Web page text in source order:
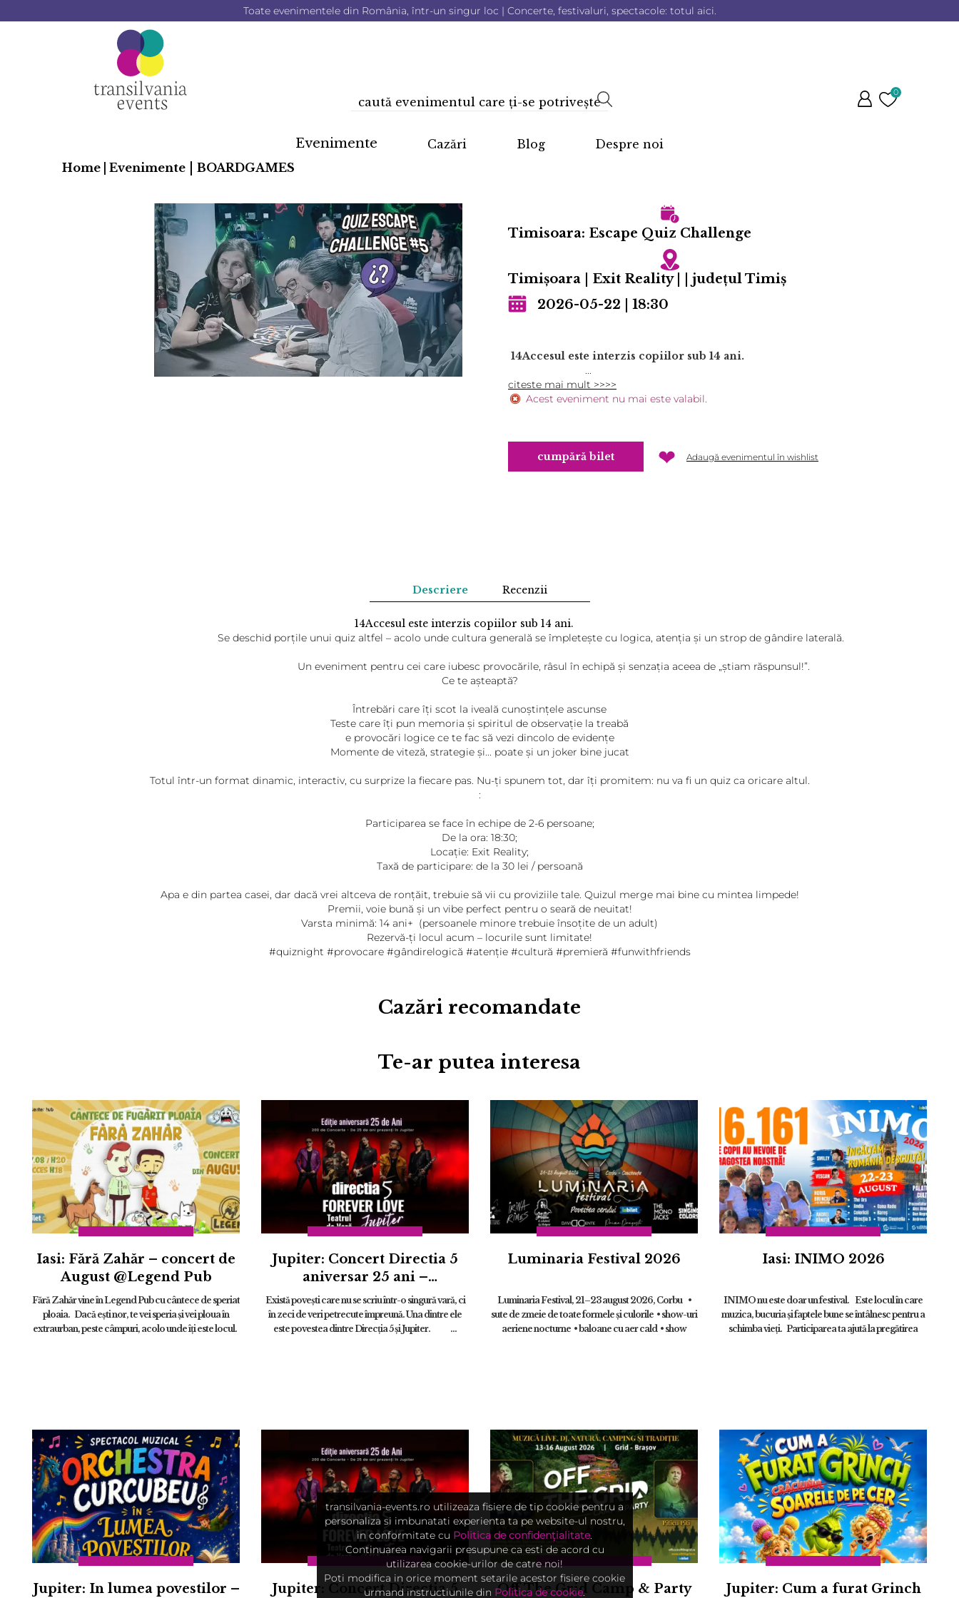
Toate evenimentele din România, într-un singur loc | Concerte, festivaluri, spectacole: totul aici.
0
Evenimente Cazări Blog
Despre noi
Home | Evenimente BOARDGAMES
Timisoara: Escape Quiz Challenge
Timişoara | Exit Reality | | județul Timiş
2026-05-22 | 18:30
14Accesul este interzis copiilor sub 14 ani.
...
citeste mai mult >>>>
Acest eveniment nu mai este valabil.
cumpără bilet ❤ Adaugă evenimentul în wishlist
Descriere Recenzii
14Accesul este interzis copiilor sub 14 ani.
Se deschid porțile unui quiz altfel – acolo unde cultura generală se împletește cu logica, atenția și un strop de gândire laterală.
Un eveniment pentru cei care iubesc provocările, râsul în echipă și senzația aceea de „știam răspunsul!”.
Ce te așteaptă?
Întrebări care îți scot la iveală cunoștințele ascunse
Teste care îți pun memoria și spiritul de observație la treabă
e provocări logice ce te fac să vezi dincolo de evidențe
Momente de viteză, strategie și... poate și un joker bine jucat
Totul într-un format dinamic, interactiv, cu surprize la fiecare pas. Nu-ți spunem tot, dar îți promitem: nu va fi un quiz ca oricare altul.
:
Participarea se face în echipe de 2-6 persoane;
De la ora: 18:30;
Locație: Exit Reality;
Taxă de participare: de la 30 lei / persoană
Apa e din partea casei, dar dacă vrei altceva de ronțăit, trebuie să vii cu proviziile tale. Quizul merge mai bine cu mintea limpede!
Premii, voie bună și un vibe perfect pentru o seară de neuitat!
Varsta minimă: 14 ani+ (persoanele minore trebuie însoțite de un adult)
Rezervă-ți locul acum – locurile sunt limitate!
#quiznight #provocare #gândirelogică #atenție #cultură #premieră #funwithfriends
Cazări recomandate
Te-ar putea interesa
Iasi: Fără Zahăr – concert de
August @Legend Pub
Fără Zahăr vine în Legend Pub cu cântece de speriat
ploaia. Dacă eşti nor, te vei speria şi vei ploua în
extraurban, peste câmpuri, acolo unde îţi este locul.
Jupiter: Concert Directia 5
aniversar 25 ani –
“FOREVER LOVE JUPITER” |
27 august
Există povești care nu se scriu într-o singură vară, ci
în zeci de veri petrecute împreună. Una dintre ele
este povestea dintre Direcția 5 și Jupiter. ...
Luminaria Festival 2026
Luminaria Festival, 21–23 august 2026, Corbu •
sute de zmeie de toate formele și culorile • show-uri
aeriene nocturne • baloane cu aer cald • show
Iasi: INIMO 2026
INIMO nu este doar un festival. Este locul în care
muzica, bucuria și faptele bune se întâlnesc pentru a
schimba vieți. Participarea ta ajută la pregătirea
Jupiter: In lumea povestilor –
Jupiter: Concert Directia 5
Off The Grid Camp & Party
Jupiter: Cum a furat Grinch
transilvania-events.ro utilizeaza fisiere de tip cookie pentru a
personaliza si imbunatati experienta ta pe website-ul nostru,
in conformitate cu Politica de confidențialitate.
Continuarea navigarii presupune ca esti de acord cu
utilizarea cookie-urilor de catre noi!
Poti modifica in orice moment setarile acestor fisiere cookie
urmand instructiunile din Politica de cookie.